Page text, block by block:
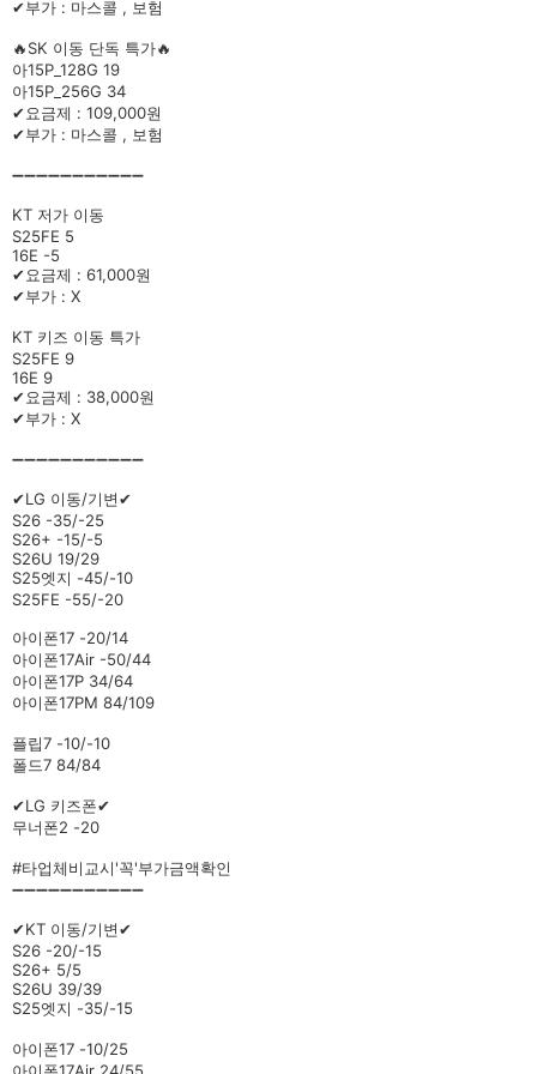
✔부가 : 마스콜 , 보험
🔥SK 이동 단독 특가🔥
아15P_128G 19
아15P_256G 34
✔요금제 : 109,000원
✔부가 : 마스콜 , 보험
➖➖➖➖➖➖➖➖➖➖➖
KT 저가 이동
S25FE 5
16E -5
✔요금제 : 61,000원
✔부가 : X
KT 키즈 이동 특가
S25FE 9
16E 9
✔요금제 : 38,000원
✔부가 : X
➖➖➖➖➖➖➖➖➖➖➖
✔LG 이동/기변✔
S26 -35/-25
S26+ -15/-5
S26U 19/29
S25엣지 -45/-10
S25FE -55/-20
아이폰17 -20/14
아이폰17Air -50/44
아이폰17P 34/64
아이폰17PM 84/109
플립7 -10/-10
폴드7 84/84
✔LG 키즈폰✔
무너폰2 -20
#타업체비교시'꼭'부가금액확인
➖➖➖➖➖➖➖➖➖➖➖
✔KT 이동/기변✔
S26 -20/-15
S26+ 5/5
S26U 39/39
S25엣지 -35/-15
아이폰17 -10/25